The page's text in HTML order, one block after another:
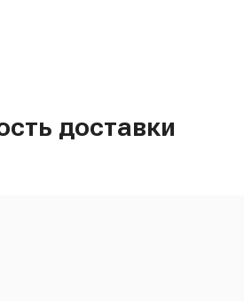
доставки